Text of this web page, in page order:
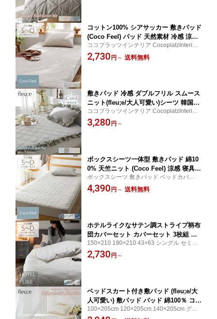
コットン100% シアサッカー 敷きパッド
(Coco Feel) パッド 天然素材 冷感 涼感
夏 かわいい シンプル 肌触り おしゃれ
洗い替え ココフィール ファミリー 綿10
ココプラッツインテリア CocoplatzInterior
cocopla cocoplatz
2,730 円 ～ 送料無料
敷きパッド 冷感 ダブルフリル スムース
ニット(fleu;e/大人可愛い)シーツ 韓国イ
ンテリア かわいい 涼感 寝具 洗い替え
ひんやり 冷感 暑さ対策
ココプラッツインテリア CocoplatzInterior
cocopla cocoplatz
3,280 円 ～
ボックスシーツ一体型 敷きパッド 綿10
0% 天竺ニット (Coco Feel) 涼感 寝具
布団 ベッド 敷きパッド ナチュラル お
しゃれ コットン シーツ ニュアンスカラ
ボックスシーツ 敷きパッド ベッドカバー
オールシーズン おしゃれ シンプル 布団シ
ーツ BOXシーツ 綿100 コットン 天竺ニッ
4,390 円 ～ 送料無料
ホテルライクなサテン調ストライプ柄布
団カバーセット カバーセット 3枚組 掛
け布団カバー マットレス・敷布団兼用
シーツ まくらカバー おしゃれ モダン
150×210 190×210 43×63 シングル セミダ
ブル ダブル セット 3点セット ネイビー グ
レー ホワイト ブルー グレー ココプラッツ
2,730 円 ～
ベッドスカート付き敷パッド (fleu;e/大
人可愛い) 敷パッド パッド 綿100％ コッ
トン シングル セミダブル ダブル 大人
100×205cm 120×205cm 140×205cm グレ
ー ホワイト ブルー ピンク くすみカラー ニ